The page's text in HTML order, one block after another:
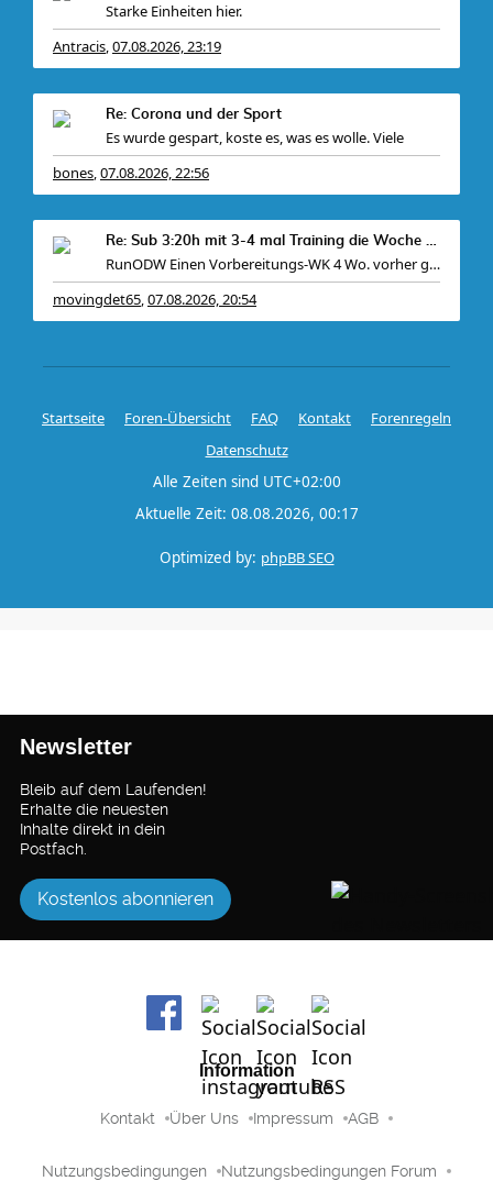
Starke Einheiten hier.
Bei mir gabs ein
Antracis,07.08.2026, 23:19
Re: Corona und der Sport
Es wurde gespart, koste es, was es wolle. Viele
bones,07.08.2026, 22:56
Re: Sub 3:20h mit 3-4 mal Training die Woche machb
RunODW Einen Vorbereitungs-WK 4 Wo. vorher gibt es
movingdet65,07.08.2026, 20:54
Startseite Foren-Übersicht FAQ Kontakt
Forenregeln
Datenschutz
Alle Zeiten sind UTC+02:00
Aktuelle Zeit: 08.08.2026, 00:17
Optimized by: phpBB SEO
Newsletter
Bleib auf dem Laufenden!
Erhalte die neuesten
Inhalte direkt in dein
Postfach.
Kostenlos abonnieren
Information
Kontakt Über Uns Impressum AGB
Nutzungsbedingungen Nutzungsbedingungen Forum